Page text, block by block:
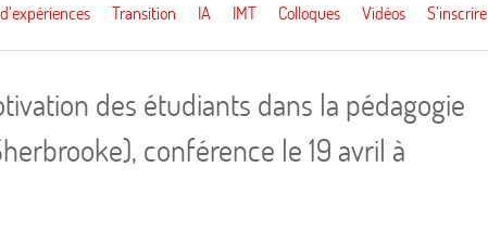
Transition IA IMT Colloques Vidéos S’inscrire
des étudiants dans la pédagogie
conférence le 19 avril à